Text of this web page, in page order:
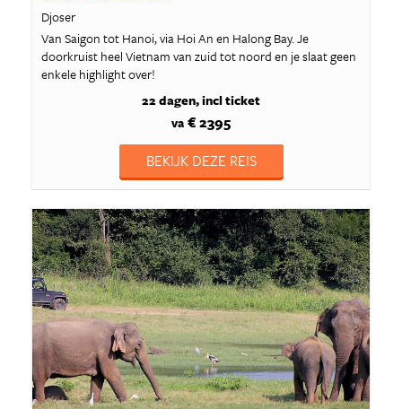
Djoser
Van Saigon tot Hanoi, via Hoi An en Halong Bay. Je
doorkruist heel Vietnam van zuid tot noord en je slaat geen
enkele highlight over!
22 dagen incl ticket
va € 2395
BEKIJK DEZE REIS